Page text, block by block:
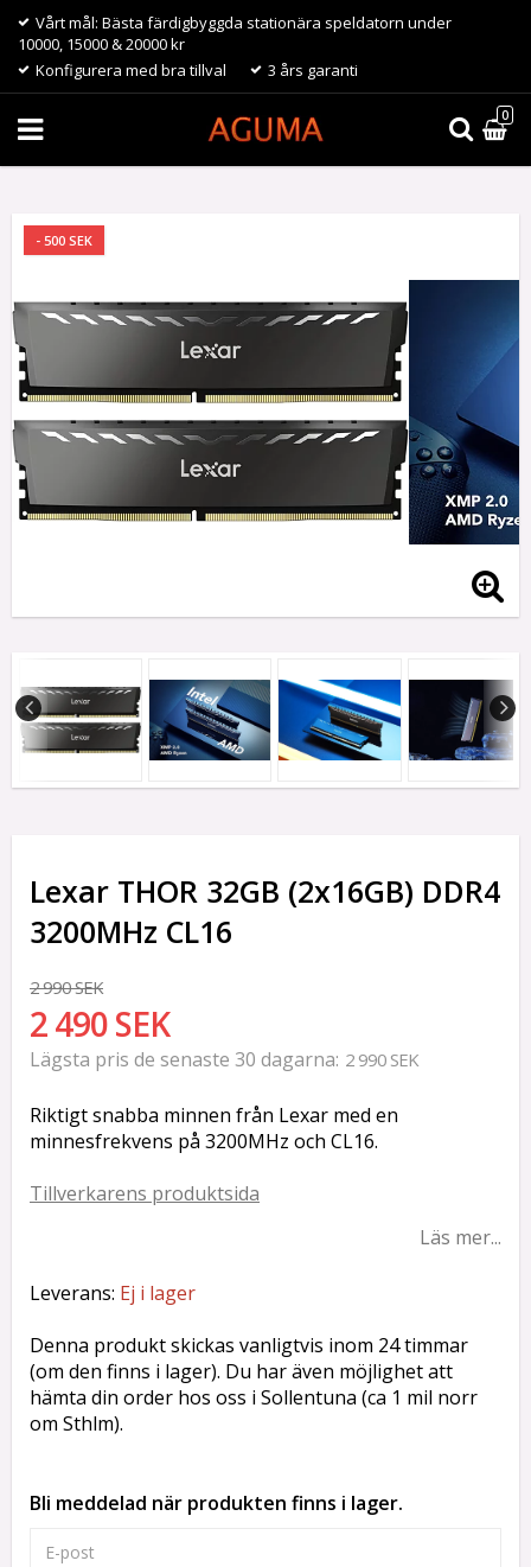
Vårt mål: Bästa färdigbyggda stationära speldatorn under
10000, 15000 & 20000 kr
Konfigurera med bra tillval
3 års garanti
0
- 500 SEK
Lexar THOR 32GB (2x16GB) DDR4
3200MHz CL16
2 990 SEK
2 490 SEK
Lägsta pris de senaste 30 dagarna 2 990 SEK
Riktigt snabba minnen från Lexar med en
minnesfrekvens på 3200MHz och CL16.
Tillverkarens produktsida
Läs mer...
Leverans: Ej i lager
Denna produkt skickas vanligtvis inom 24 timmar
(om den finns i lager). Du har även möjlighet att
hämta din order hos oss i Sollentuna (ca 1 mil norr
om Sthlm).
Bli meddelad när produkten finns i lager.